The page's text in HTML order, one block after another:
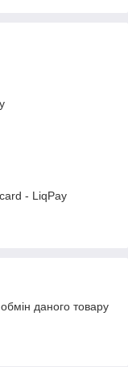
- LiqPay
даного товару